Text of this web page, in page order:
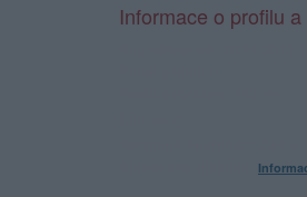
Informace o profilu a